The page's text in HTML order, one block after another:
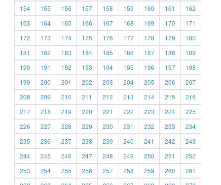
154
155 156 157 158 159 160 161
162
163
164 165 166 167 168 169 170
171
172
173 174 175 176 177 178 179
180
181
182 183 184 185 186 187 188
189
190
191 192 193 194 195 196 197
198
199
200 201 202 203 204 205 206
207
208
209 210 211 212 213 214 215
216
217
218 219 220 221 222 223 224
225
226
227 228 229 230 231 232 233
234
235
236 237 238 239 240 241 242
243
244
245 246 247 248 249 250 251
252
253
254 255 256 257 258 259 260
261